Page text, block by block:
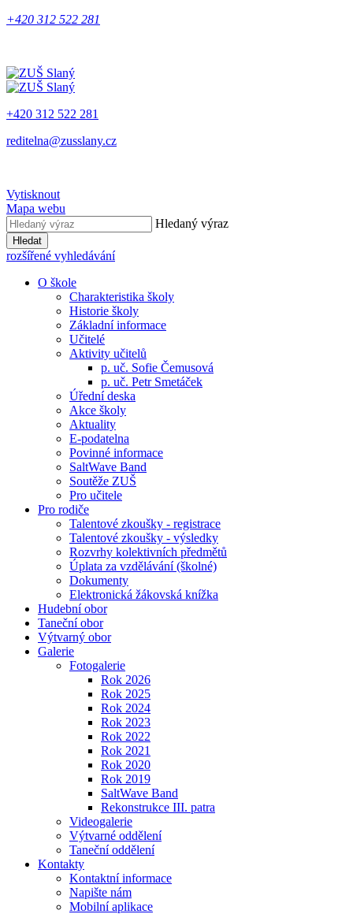
+420 312 522 281
+420 312 522 281
reditelna@zusslany.cz
Vytisknout
Mapa webu
Hledaný výraz
Hledat
rozšířené vyhledávání
O škole
Charakteristika školy
Historie školy
Základní informace
Učitelé
Aktivity učitelů
p. uč. Sofie Čemusová
p. uč. Petr Smetáček
Úřední deska
Akce školy
Aktuality
E-podatelna
Povinné informace
SaltWave Band
Soutěže ZUŠ
Pro učitele
Pro rodiče
Talentové zkoušky - registrace
Talentové zkoušky - výsledky
Rozvrhy kolektivních předmětů
Úplata za vzdělávání (školné)
Dokumenty
Elektronická žákovská knížka
Hudební obor
Taneční obor
Výtvarný obor
Galerie
Fotogalerie
Rok 2026
Rok 2025
Rok 2024
Rok 2023
Rok 2022
Rok 2021
Rok 2020
Rok 2019
SaltWave Band
Rekonstrukce III. patra
Videogalerie
Výtvarné oddělení
Taneční oddělení
Kontakty
Kontaktní informace
Napište nám
Mobilní aplikace